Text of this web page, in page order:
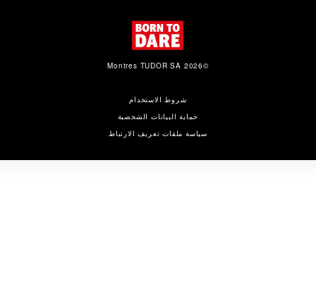
شروط الاستخدام
حماية البيانات الشخصية
سياسة ملفات تعريف الارتباط
©2026 Montres TUDOR SA